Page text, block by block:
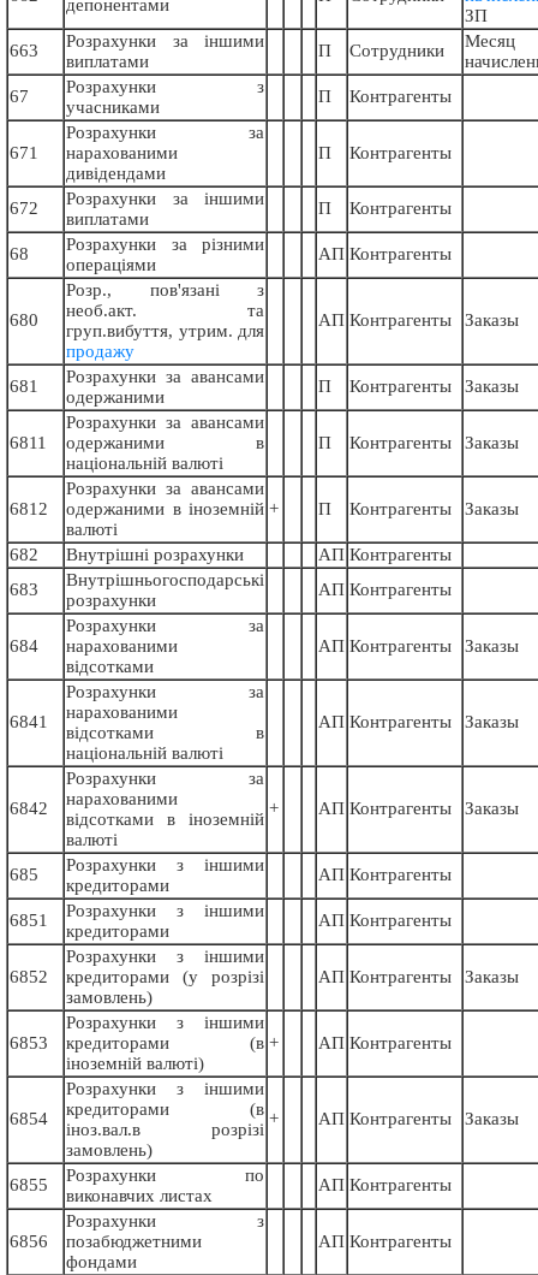
депонентами
ЗП
663
Розрахунки за іншими
виплатами
П Сотрудники
Месяц
67
Розрахунки з
учасниками
П Контрагенты
671
Розрахунки за
нарахованими
дивідендами
П Контрагенты
672
Розрахунки за іншими
виплатами
П Контрагенты
68
Розрахунки за різними
операціями
АП Контрагенты
680
Розр., пов'язані з
необ.акт. та
груп.вибуття, утрим. для
продажу
АП Контрагенты Заказы
681
Розрахунки за авансами
одержаними
П Контрагенты Заказы
6811
Розрахунки за авансами
одержаними в
національній валюті
П Контрагенты Заказы
6812
Розрахунки за авансами
одержаними в іноземній
валюті
+ П Контрагенты Заказы
682 Внутрішні розрахунки АП Контрагенты
683
Внутрішньогосподарські
розрахунки
АП Контрагенты
684
Розрахунки за
нарахованими
відсотками
АП Контрагенты Заказы
6841
Розрахунки за
нарахованими
відсотками в
національній валюті
АП Контрагенты Заказы
6842
Розрахунки за
нарахованими
відсотками в іноземній
валюті
+ АП Контрагенты Заказы
685
Розрахунки з іншими
кредиторами
АП Контрагенты
6851
Розрахунки з іншими
кредиторами
АП Контрагенты
6852
Розрахунки з іншими
кредиторами (у розрізі
замовлень)
АП Контрагенты Заказы
6853
Розрахунки з іншими
кредиторами (в
іноземній валюті)
+ АП Контрагенты
6854
Розрахунки з іншими
кредиторами (в
іноз.вал.в розрізі
замовлень)
+ АП Контрагенты Заказы
6855
Розрахунки по
виконавчих листах
АП Контрагенты
6856
Розрахунки з
позабюджетними
фондами
АП Контрагенты